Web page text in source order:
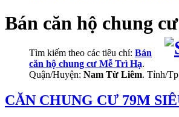
Bán căn hộ chung cư
Tìm kiếm theo các tiêu chí: Bán
căn hộ chung cư Mễ Trì Hạ.
Quận/Huyện: Nam Từ Liêm. Tỉnh/
CĂN CHUNG CƯ 79M